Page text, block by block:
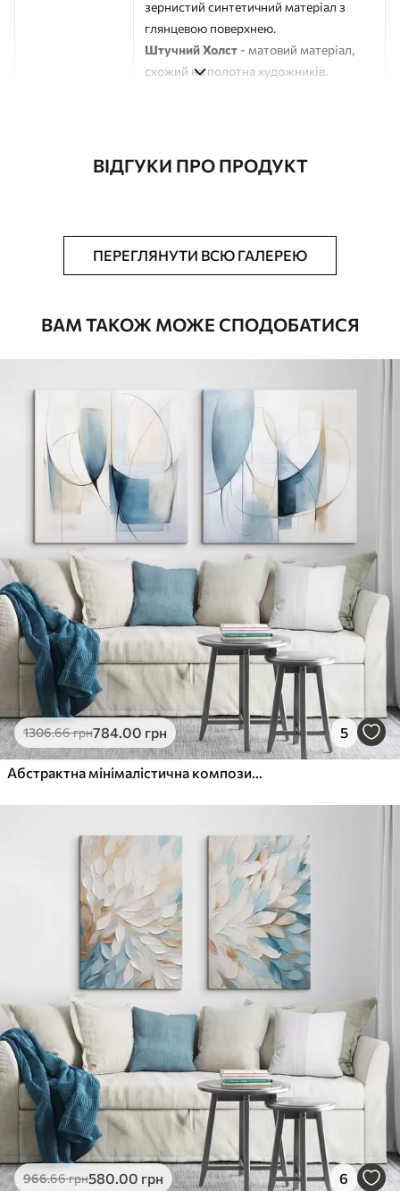
зернистий синтетичний матеріал з
глянцевою поверхнею.
Штучний Холст - матовий матеріал,
схожий на полотна художників.
Додатково Можна додати лакове покриття.
Від290
✓ Яскраві, насичені кольори
Стійкість до вицвітання
Безпечне чорнило без запаху
Поверхня з текстурою полотна
Екологічний матеріал
Преміум
363.00
✓ Яскраві, насичені кольори
✓Стійкість до вицвітання
✓Безпечне чорнило без запаху
✓Поверхня з текстурою полотна
✗Екологічний матеріал
Еко-Преміум
.00 грн
✓Яскраві, насичені кольори
Поверхня з текстурою полотна
Екологічний матеріал
ВІДГУКИ ПРО ПРОДУКТ
ПЕРЕГЛЯНУТИ ВСЮ ГАЛЕРЕЮ
ВАМ ТАКОЖ МОЖЕ СПОДОБАТИСЯ
1306.66грн784.00 грн 5
Абстрактна мінімалістична композиція з синіми та бежевими фігурами
966.66грн580.00 грн 6